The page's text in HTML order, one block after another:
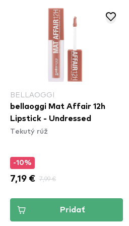
BELLAOGGI
bellaoggi Mat Affair 12h
Lipstick - Undressed
Tekutý rúž
-10%
7,19 € 7,99 €
Pridať